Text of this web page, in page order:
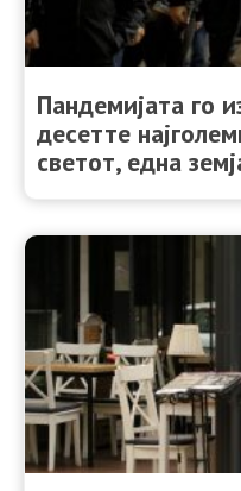
Пандемијата го
десетте
светот, една